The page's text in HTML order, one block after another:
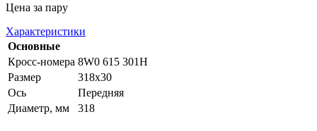
Цена за пару
Характеристики
Основные
Кросс-номера 8W0 615 301H
Размер
318x30
Ось
Передняя
Диаметр, мм
318